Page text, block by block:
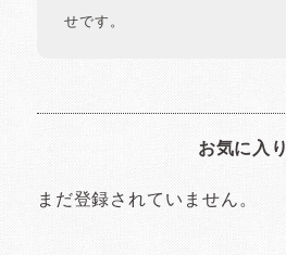
せです。
お気に入り
まだ登録されていません。